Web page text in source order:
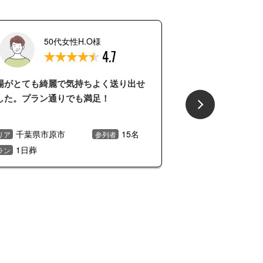
50代女性H.O様
4.7
がとても綺麗で気持ちよく送り出せ
た。プラン通りでも満足！
ア 千葉県市原市 参列者 15名
ン 1日葬